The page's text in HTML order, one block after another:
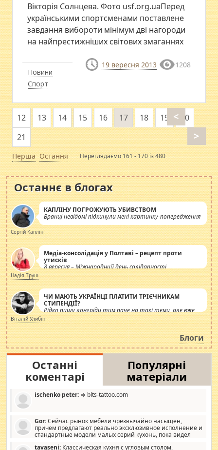
Новини
Спорт
Вікторія Солнцева. Фото usf.org.uaПеред
українськими спортсменами поставлене
завдання вибороти мінімум дві нагороди
на найпрестижніших світових змаганнях
19 вересня 2013 1208
Перша
<
12 13 14 15 16 17 18 19
20
21
>
Остання Переглядаємо 161 - 170 із 480
Останнє в блогах
КАПЛІНУ ПОГРОЖУЮТЬ УБИВСТВОМ
Вранці невідомі підкинули мені картинку-попередження
Сергій Каплін
Медіа-консолідація у Полтаві – рецепт проти
утисків
8 вересня – Міжнародний день солідарності
журналістів.
Надія Труш
ЧИ МАЮТЬ УКРАЇНЦІ ПЛАТИТИ ТРІЄЧНИКАМ
СТИПЕНДІЇ?
Рідко пишу лонгріди тим паче на такі теми, але вже
просто дістало! Обурюють сьогоднішні інсенуації
навколо стипендіального питання. Штучно
роздувається ще одна соціальна катастрофа.
Віталій Улибін
Блоги
Останні
коментарі
Популярні
матеріали
ischenko peter: ⇒ blts-tattoo.com
Gor:Сейчас рынок мебели чрезвычайно насыщен,
причем предлагают реально эксклюзивное исполнение и
стандартные модели малых серий кухонь, пока видел
стандартные формы, в MebelOk, креативненько и что главное -
tavaseni: Классическая кухня с угловым столом,